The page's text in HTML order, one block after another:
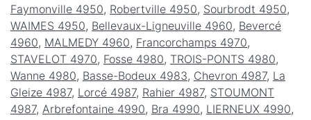
Faymonville 4950, Robertville 4950, Sourbrodt 4950,
WAIMES 4950, Bellevaux-Ligneuville 4960, Bevercé
4960, MALMEDY 4960, Francorchamps 4970,
STAVELOT 4970, Fosse 4980, TROIS-PONTS 4980,
Wanne 4980, Basse-Bodeux 4983, Chevron 4987, La
Gleize 4987, Lorcé 4987, Rahier 4987, STOUMONT
4987, Arbrefontaine 4990, Bra 4990, LIERNEUX 4990,